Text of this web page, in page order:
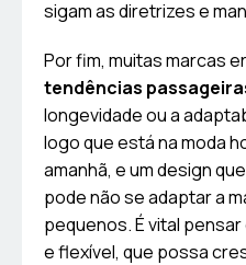
sigam as diretrizes e
Por fim, muitas marcas
tendências
longevidade ou a
logo que está na moda
amanhã, e um design
pode não se adaptar a
pequenos. É vital
e flexível, que possa